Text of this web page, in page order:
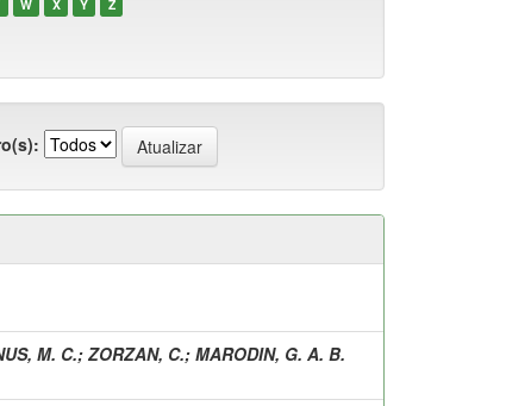
W X Y Z
M. C.; ZORZAN, C.; MARODIN, G. A. B.